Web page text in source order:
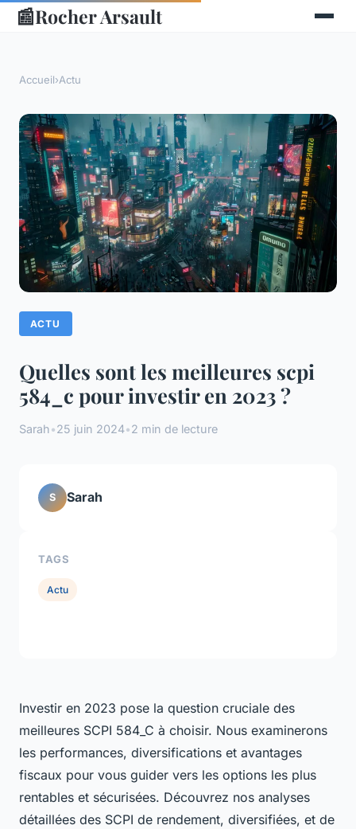
📰Rocher Arsault
Accueil›Actu
ACTU
Quelles sont les meilleures scpi
584_c pour investir en 2023 ?
Sarah•25 juin 2024•2 min de lecture
Investir en 2023 pose la question cruciale des
meilleures SCPI 584_C à choisir. Nous examinerons
les performances, diversifications et avantages
fiscaux pour vous guider vers les options les plus
rentables et sécurisées. Découvrez nos analyses
détaillées des SCPI de rendement, diversifiées, et de
S Sarah
TAGS
Actu